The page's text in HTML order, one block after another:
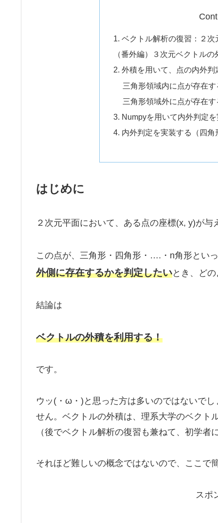
1. ベクトル解析の復習：２
（番外編）３次元ベクトルの
2. 外積を用いて、点の内外判
三角形領域内に点が存在
三角形領域外に点が存在
3. Numpyを用いて内外判定
4. 内外判定を実装する（四
はじめに
２次元平面において、ある点の座標(x, y)が与
この点が、三角形・四角形・….・n角形とい
外側に存在するかを判定したいとき、ど
結論は
ベクトルの外積を利用する！
です。
ウッ(・ω・)と思った方は多いのではないで
せん。ベクトルの外積は、理系大学のベクト
（後でベクトル解析の復習も兼ねて、初学者
それほど難しいの概念ではないので、ここで
スポ